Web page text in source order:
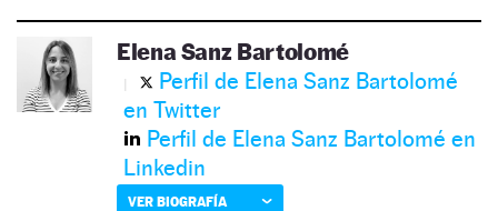
Elena Sanz Bartolomé
Perfil de Elena Sanz Bartolomé
en Twitter
Perfil de Elena Sanz Bartolomé en
Linkedin
VER BIOGRAFÍA